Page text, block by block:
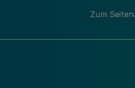
„Mittelstand
Zum